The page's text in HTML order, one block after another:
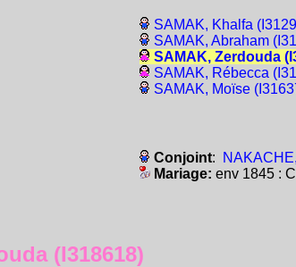
SAMAK, Khalfa
SAMAK, Abraham
SAMAK, Zerdouda
SAMAK, Rébecca
SAMAK, Moïse
Conjoint:
Mariage:env 1845 :
(I318618)